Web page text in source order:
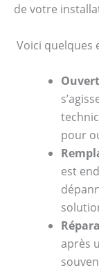
de votre
Voici quelques
pour
est
après